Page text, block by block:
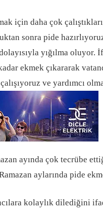
için daha çok
sonra pide
yığılma
ekmek çıkararak
ve yardımcı
ayında çok tecrübe
aylarında pide
kolaylık dilediğini